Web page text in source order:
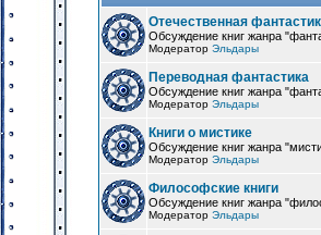
Отечественная
Обсуждение книг жанра
Модератор Эльдары
Переводная фантастика
Обсуждение книг жанра
Модератор Эльдары
Книги о мистике
Обсуждение книг жанра
Модератор Эльдары
Философские книги
Обсуждение книг жанра
Модератор Эльдары